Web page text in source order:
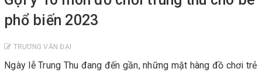
phổ biến 2023
TRƯƠNG VĂN ĐẠI
Ngày lễ Trung Thu đang đến gần, những mặt hàng đồ chơi trẻ